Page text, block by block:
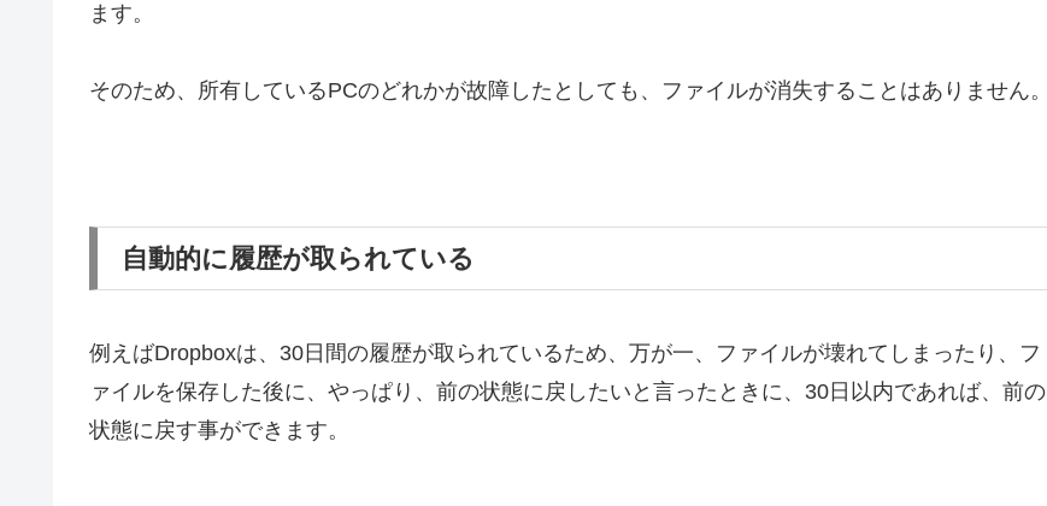
ます。
そのため、所有しているPCのどれかが故障したとしても、ファイルが消失することはありません。
自動的に履歴が取られている
例えばDropboxは、30日間の履歴が取られているため、万が一、ファイルが壊れてしまったり、フ
ァイルを保存した後に、やっぱり、前の状態に戻したいと言ったときに、30日以内であれば、前の
状態に戻す事ができます。